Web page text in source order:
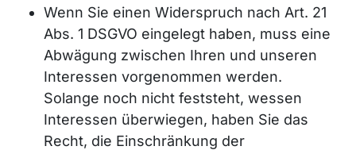
Wenn Sie einen Widerspruch nach Art. 21
Abs. 1 DSGVO eingelegt haben, muss eine
Abwägung zwischen Ihren und unseren
Interessen vorgenommen werden.
Solange noch nicht feststeht, wessen
Interessen überwiegen, haben Sie das
Recht, die Einschränkung der